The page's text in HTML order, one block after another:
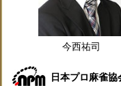
今西祐司
日本プロ麻雀協